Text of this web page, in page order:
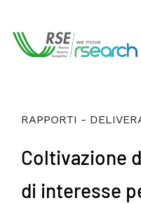
RAPPORTI -
Coltivazione
di interesse